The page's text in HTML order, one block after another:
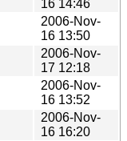
16 14:46
2006-Nov-
16 13:50
2006-Nov-
17 12:18
2006-Nov-
16 13:52
2006-Nov-
16 16:20